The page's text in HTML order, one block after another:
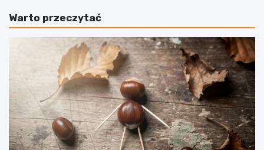
Warto przeczytać